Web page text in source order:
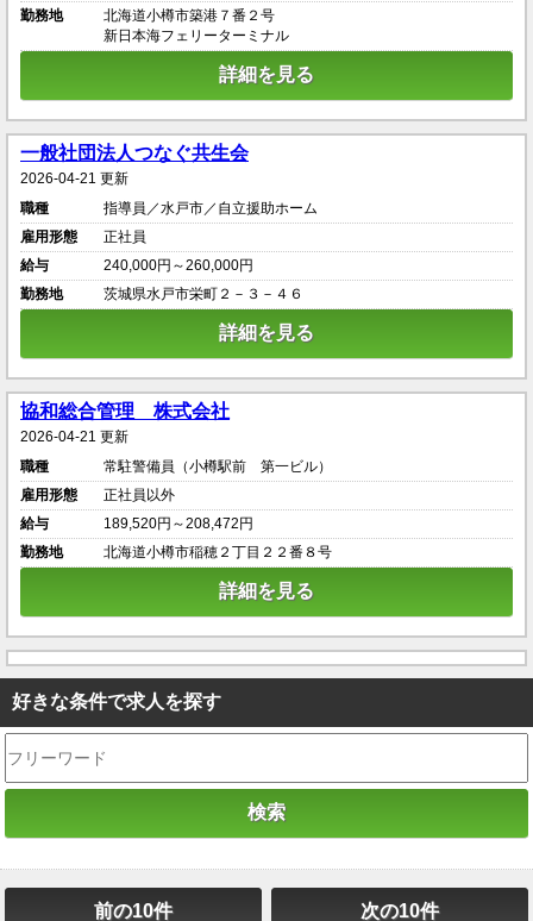
勤務地
北海道小樽市築港７番２号
新日本海フェリーターミナル
詳細を見る
一般社団法人つなぐ共生会
2026-04-21 更新
職種
指導員／水戸市／自立援助ホーム
雇用形態
正社員
給与
240,000円～260,000円
勤務地
茨城県水戸市栄町２－３－４６
詳細を見る
協和総合管理 株式会社
2026-04-21 更新
職種
常駐警備員（小樽駅前 第一ビル）
雇用形態
正社員以外
給与
189,520円～208,472円
勤務地
北海道小樽市稲穂２丁目２２番８号
詳細を見る
好きな条件で求人を探す
前の10件 次の10件